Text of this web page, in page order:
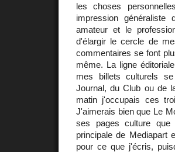
les choses
impression généraliste
amateur et le
d'élargir le cercle de
commentaires se font
même. La ligne
mes billets culturels
Journal, du Club ou de
matin j'occupais ces
J'aimerais bien que Le
ses pages culture que
principale de Mediapart
pour ce que j'écris,